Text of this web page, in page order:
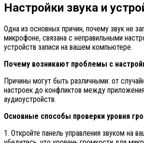
Настройки звука и
Одна из основных причин, почему звук не
микрофоне, связана с неправильными
устройств записи на вашем компьютере.
Почему возникают проблемы с
Причины могут быть различными: от
настроек до конфликтов между
аудиоустройств.
Основные способы проверки уровня
1. Откройте панель управления звуком на